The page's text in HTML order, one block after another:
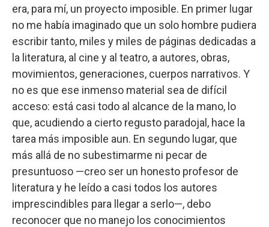
era, para mí, un proyecto imposible. En primer lugar
no me había imaginado que un solo hombre pudiera
escribir tanto, miles y miles de páginas dedicadas a
la literatura, al cine y al teatro, a autores, obras,
movimientos, generaciones, cuerpos narrativos. Y
no es que ese inmenso material sea de difícil
acceso: está casi todo al alcance de la mano, lo
que, acudiendo a cierto regusto paradojal, hace la
tarea más imposible aun. En segundo lugar, que
más allá de no subestimarme ni pecar de
presuntuoso —creo ser un honesto profesor de
literatura y he leído a casi todos los autores
imprescindibles para llegar a serlo—, debo
reconocer que no manejo los conocimientos